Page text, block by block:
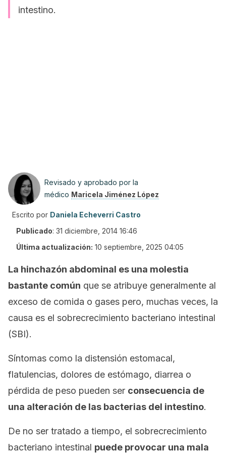
intestino.
Revisado y aprobado por la
médico Maricela Jiménez López
Escrito por Daniela Echeverri Castro
Publicado: 31 diciembre, 2014 16:46
Última actualización: 10 septiembre, 2025 04:05
La hinchazón abdominal es una molestia
bastante común que se atribuye generalmente al
exceso de comida o gases pero, muchas veces, la
causa es el sobrecrecimiento bacteriano intestinal
(SBI).
Síntomas como la distensión estomacal,
flatulencias, dolores de estómago, diarrea o
pérdida de peso pueden ser consecuencia de
una alteración de las bacterias del intestino.
De no ser tratado a tiempo, el sobrecrecimiento
bacteriano intestinal puede provocar una mala